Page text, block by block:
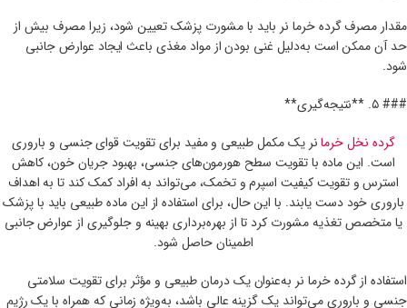
مقدار مصرف گرده خرما نر باید با مشورت پزشک تعیین شود، زیرا مصرف بیش از
حد آن ممکن است به‌دلیل غنی بودن از مواد مغذی باعث ایجاد عوارض جانبی
شود.
### ۵. **نتیجه‌گیری**
گرده نخل خرمانر یک مکمل طبیعی و مفید برای تقویت قوای جنسی و باروری
است. این ماده با تقویت سطح هورمون‌های جنسی، بهبود جریان خون، کاهش
استرس و تقویت کیفیت اسپرم و تخمک، می‌تواند به افراد کمک کند تا به اهداف
باروری خود دست یابند. با این حال، برای استفاده از این ماده طبیعی باید با پزشک
یا متخصص تغذیه مشورت کرد تا از بهره‌برداری بهینه و جلوگیری از عوارض جانبی
اطمینان حاصل شود.
استفاده از گرده خرما نر به‌عنوان یک درمان طبیعی و مؤثر برای تقویت سلامتی
جنسی و باروری می‌تواند یک گزینه عالی باشد، به‌ویژه زمانی که همراه با یک رژیم